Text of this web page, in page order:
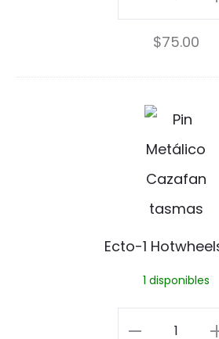
s
s
Kiss
cantidad
$75.00
E
c
t
o
H
Ecto-1
1 disponibles
Ecto-